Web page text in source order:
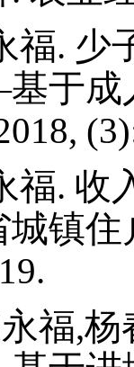
福. 少
于成
福. 收
镇住
福,